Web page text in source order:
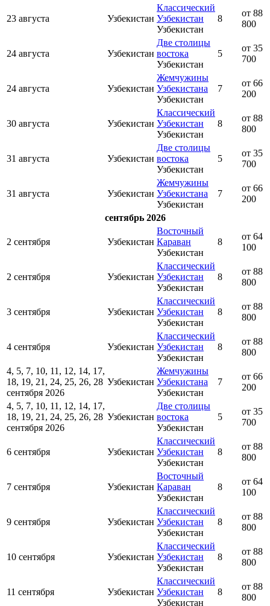
23 августа Узбекистан
Классический
Узбекистан
Узбекистан
8
от 88
800
24 августа Узбекистан
Две столицы
востока
Узбекистан
5
от 35
700
24 августа Узбекистан
Жемчужины
Узбекистана
Узбекистан
7
от 66
200
30 августа Узбекистан
Классический
Узбекистан
Узбекистан
8
от 88
800
31 августа Узбекистан
Две столицы
востока
Узбекистан
5
от 35
700
31 августа Узбекистан
Жемчужины
Узбекистана
Узбекистан
7
от 66
200
сентябрь 2026
2 сентября Узбекистан
Восточный
Караван
Узбекистан
8
от 64
100
2 сентября Узбекистан
Классический
Узбекистан
Узбекистан
8
от 88
800
3 сентября Узбекистан
Классический
Узбекистан
Узбекистан
8
от 88
800
4 сентября Узбекистан
Классический
Узбекистан
Узбекистан
8
от 88
800
4, 5, 7, 10, 11, 12, 14, 17,
18, 19, 21, 24, 25, 26, 28
сентября 2026
Узбекистан
Жемчужины
Узбекистана
Узбекистан
7
от 66
200
4, 5, 7, 10, 11, 12, 14, 17,
18, 19, 21, 24, 25, 26, 28
сентября 2026
Узбекистан
Две столицы
востока
Узбекистан
5
от 35
700
6 сентября Узбекистан
Классический
Узбекистан
Узбекистан
8
от 88
800
7 сентября Узбекистан
Восточный
Караван
Узбекистан
8
от 64
100
9 сентября Узбекистан
Классический
Узбекистан
Узбекистан
8
от 88
800
10 сентября Узбекистан
Классический
Узбекистан
Узбекистан
8
от 88
800
11 сентября Узбекистан
Классический
Узбекистан
Узбекистан
8
от 88
800